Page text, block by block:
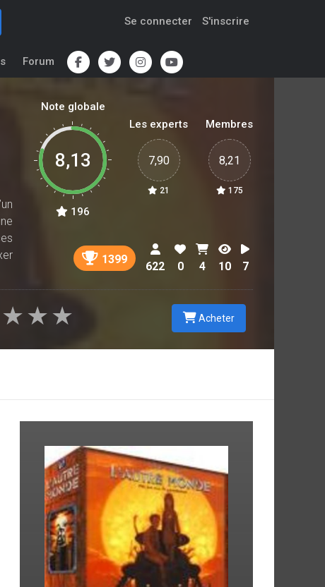
Se connecter S'inscrire
Forum
Note globale
8,13
196
Les experts
7,90
21
Membres
8,21
175
1399
622 0 4 10 7
★
★
★ Acheter